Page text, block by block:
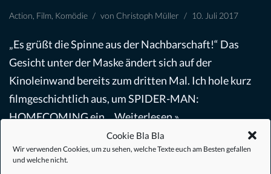
Cookie Bla Bla
Wir verwenden Cookies, um zu sehen, welche Texte euch am Besten gefallen
und welche nicht.
Action Film Komödie von Christoph Müller 10. Juli 2017
„Es grüßt die Spinne aus der Nachbarschaft!“ Das
Gesicht unter der Maske ändert sich auf der
Kinoleinwand bereits zum dritten Mal. Ich hole kurz
filmgeschichtlich aus, um SPIDER-MAN:
HOMECOMING ein…Weiterlesen »